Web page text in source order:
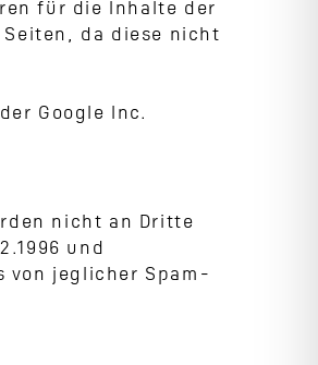
für die Inhalte der
da diese nicht
Google Inc.
nicht an Dritte
und
von jeglicher Spam-